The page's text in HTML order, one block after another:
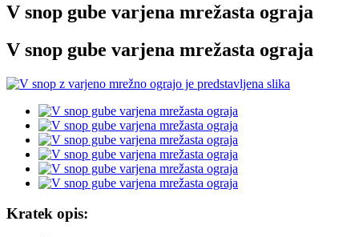
V snop gube varjena mrežasta ograja
V snop gube varjena mrežasta ograja
Kratek opis: